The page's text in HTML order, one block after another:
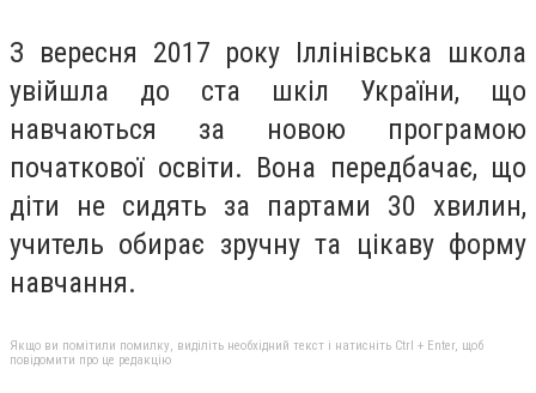
З вересня 2017 року Іллінівська школа
увійшла до ста шкіл України, що
навчаються за новою програмою
початкової освіти. Вона передбачає, що
діти не сидять за партами 30 хвилин,
учитель обирає зручну та цікаву форму
навчання.
Якщо ви помітили помилку, виділіть необхідний текст і натисніть Ctrl + Enter, щоб
повідомити про це редакцію